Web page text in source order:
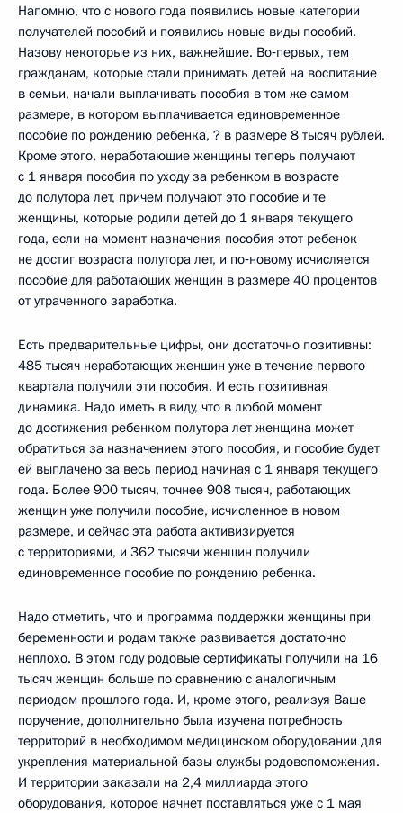
Напомню, что с нового года появились новые категории
получателей пособий и появились новые виды пособий.
Назову некоторые из них, важнейшие. Во‑первых, тем
гражданам, которые стали принимать детей на воспитание
в семьи, начали выплачивать пособия в том же самом
размере, в котором выплачивается единовременное
пособие по рождению ребенка, ? в размере 8 тысяч рублей.
Кроме этого, неработающие женщины теперь получают
с 1 января пособия по уходу за ребенком в возрасте
до полутора лет, причем получают это пособие и те
женщины, которые родили детей до 1 января текущего
года, если на момент назначения пособия этот ребенок
не достиг возраста полутора лет, и по‑новому исчисляется
пособие для работающих женщин в размере 40 процентов
от утраченного заработка.
Есть предварительные цифры, они достаточно позитивны:
485 тысяч неработающих женщин уже в течение первого
квартала получили эти пособия. И есть позитивная
динамика. Надо иметь в виду, что в любой момент
до достижения ребенком полутора лет женщина может
обратиться за назначением этого пособия, и пособие будет
ей выплачено за весь период начиная с 1 января текущего
года. Более 900 тысяч, точнее 908 тысяч, работающих
женщин уже получили пособие, исчисленное в новом
размере, и сейчас эта работа активизируется
с территориями, и 362 тысячи женщин получили
единовременное пособие по рождению ребенка.
Надо отметить, что и программа поддержки женщины при
беременности и родам также развивается достаточно
неплохо. В этом году родовые сертификаты получили на 16
тысяч женщин больше по сравнению с аналогичным
периодом прошлого года. И, кроме этого, реализуя Ваше
поручение, дополнительно была изучена потребность
территорий в необходимом медицинском оборудовании для
укрепления материальной базы службы родовспоможения.
И территории заказали на 2,4 миллиарда этого
оборудования, которое начнет поставляться уже с 1 мая